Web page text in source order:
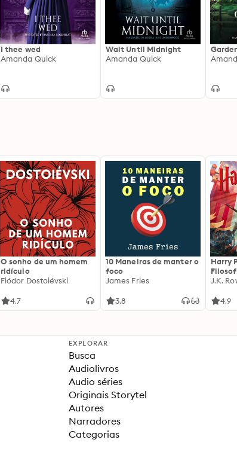
I thee wed
Amanda Quick
Wait Until Midnight
Amanda Quick
O sonho de um homem
ridículo
Fiódor Dostoiévski
4.7
10 Maneiras de manter o
foco
James Fries
3.8
Harry
J.K.
4.9
EXPLORAR
Busca
Audiolivros
Audio séries
Originais Storytel
Autores
Narradores
Categorias